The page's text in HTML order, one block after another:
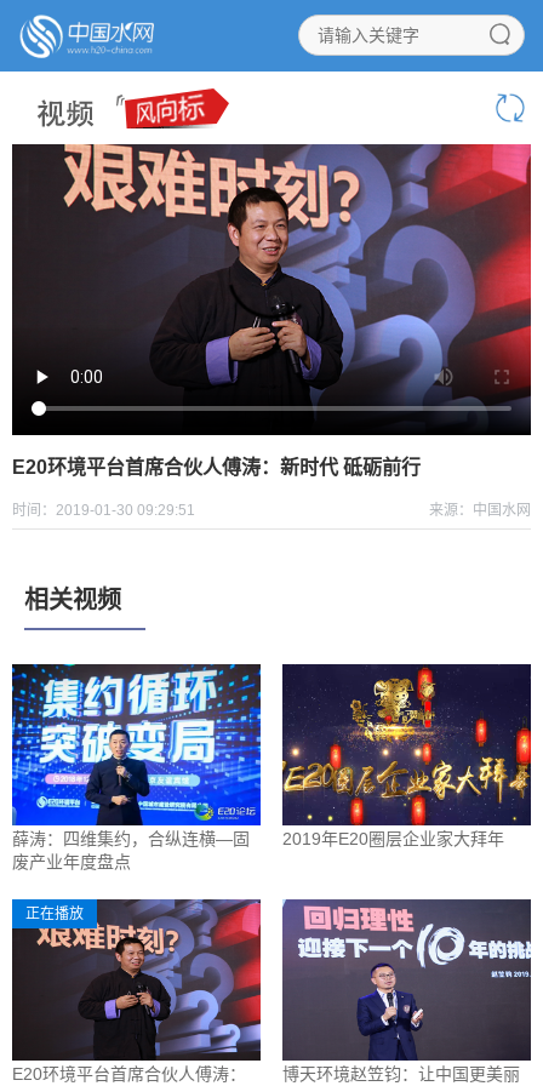
E20环境平台首席合伙人傅涛：新时代 砥砺前行
时间：2019-01-30 09:29:51 来源：中国水网
相关视频
薛涛：四维集约，合纵连横—固
废产业年度盘点
2019年E20圈层企业家大拜年
E20环境平台首席合伙人傅涛：
正在播放
博天环境赵笠钧：让中国更美丽